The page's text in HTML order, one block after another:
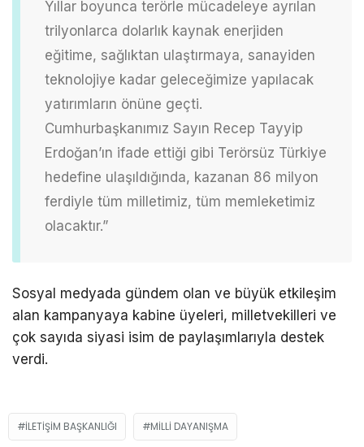
Yıllar boyunca terörle mücadeleye ayrılan
trilyonlarca dolarlık kaynak enerjiden
eğitime, sağlıktan ulaştırmaya, sanayiden
teknolojiye kadar geleceğimize yapılacak
yatırımların önüne geçti.
Cumhurbaşkanımız Sayın Recep Tayyip
Erdoğan’ın ifade ettiği gibi Terörsüz Türkiye
hedefine ulaşıldığında, kazanan 86 milyon
ferdiyle tüm milletimiz, tüm memleketimiz
olacaktır.”
Sosyal medyada gündem olan ve büyük etkileşim
alan kampanyaya kabine üyeleri, milletvekilleri ve
çok sayıda siyasi isim de paylaşımlarıyla destek
verdi.
ILETIŞIM BAŞKANLIĞI MILLI DAYANIŞMA